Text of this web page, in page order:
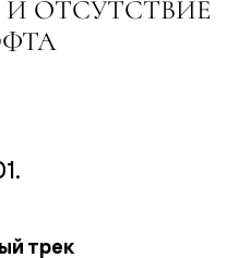
ОТСУТСТВИЕ
трек